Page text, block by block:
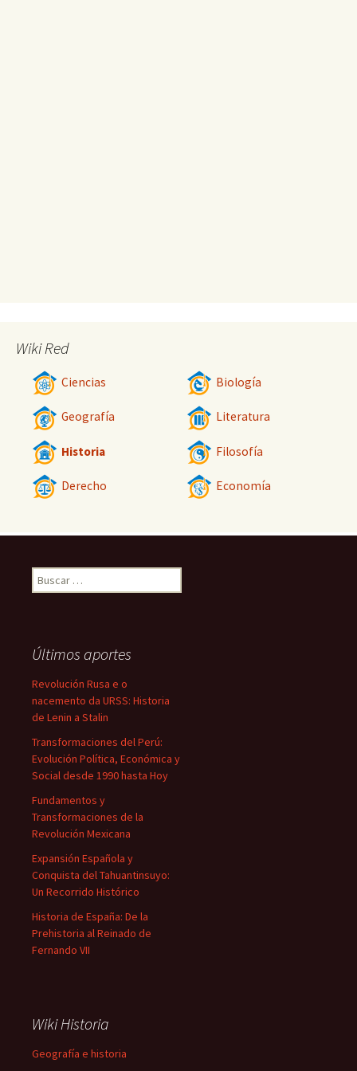
Wiki Red
Ciencias Biología
Geografía Literatura
Historia Filosofía
Derecho Economía
Buscar:
Últimos aportes
Revolución Rusa e o
nacemento da URSS: Historia
de Lenin a Stalin
Transformaciones del Perú:
Evolución Política, Económica y
Social desde 1990 hasta Hoy
Fundamentos y
Transformaciones de la
Revolución Mexicana
Expansión Española y
Conquista del Tahuantinsuyo:
Un Recorrido Histórico
Historia de España: De la
Prehistoria al Reinado de
Fernando VII
Wiki Historia
Geografía e historia